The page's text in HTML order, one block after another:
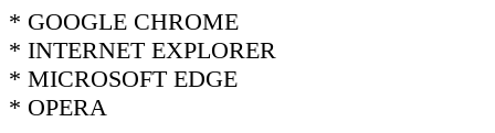
* GOOGLE CHROME
* INTERNET EXPLORER
* MICROSOFT EDGE
* OPERA